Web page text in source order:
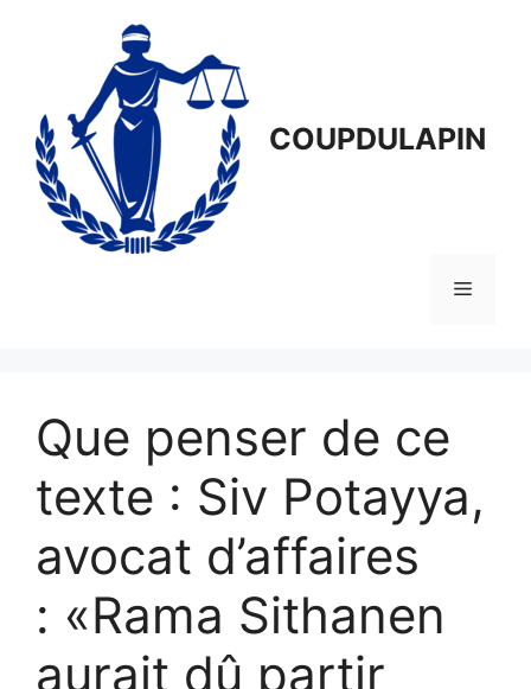
COUPDULAPIN
Menu
Que penser de ce
texte : Siv Potayya,
avocat d’affaires
: «Rama Sithanen
aurait dû partir